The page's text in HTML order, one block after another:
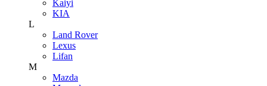
Kaiyi
KIA
L
Land Rover
Lexus
Lifan
M
Mazda